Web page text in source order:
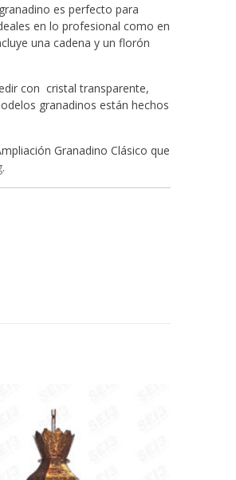
es perfecto para
en lo profesional como en
una cadena y un florón
con cristal transparente,
granadinos están hechos
Granadino Clásico que
.